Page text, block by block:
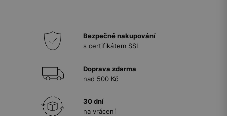
Bezpečné nakupování
s certifikátem SSL
Doprava zdarma
nad 500 Kč
30 dní
na vrácení